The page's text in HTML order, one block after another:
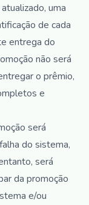
uma
de cada
entrega do
não será
o prêmio,
e
será
do sistema,
será
da promoção
e/ou